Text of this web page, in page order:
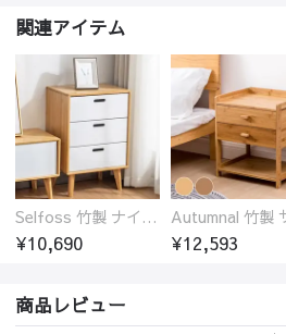
関連アイテム
Selfoss 竹製 ナイトテーブル
¥10,690 ¥12,593
商品レビュー